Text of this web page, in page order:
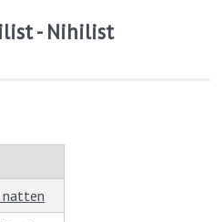
- Nihilist
natten